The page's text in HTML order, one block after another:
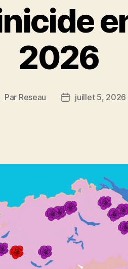
2026
Par Reseau
Datejuillet 5, 2026